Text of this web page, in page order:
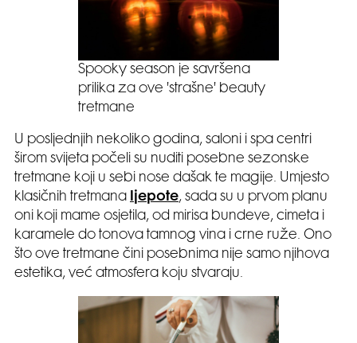
Spooky season je savršena
prilika za ove 'strašne' beauty
tretmane
U posljednjih nekoliko godina, saloni i spa centri
širom svijeta počeli su nuditi posebne sezonske
tretmane koji u sebi nose dašak te magije. Umjesto
klasičnih tretmana
ljepote, sada su u prvom planu
oni koji mame osjetila, od mirisa bundeve, cimeta i
karamele do tonova tamnog vina i crne ruže. Ono
što ove tretmane čini posebnima nije samo njihova
estetika, već atmosfera koju stvaraju.